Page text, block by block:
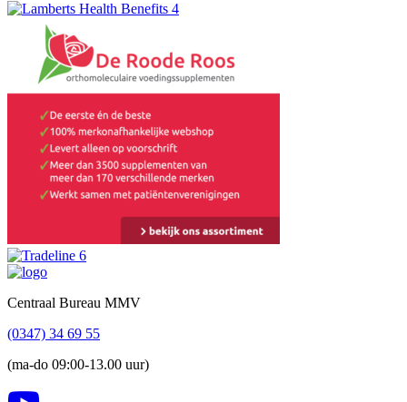
Footer
Centraal Bureau MMV
(0347) 34 69 55
(ma-do 09:00-13.00 uur)